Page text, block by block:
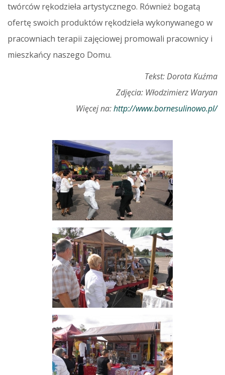
twórców rękodzieła artystycznego. Również bogatą
ofertę swoich produktów rękodzieła wykonywanego w
pracowniach terapii zajęciowej promowali pracownicy i
mieszkańcy naszego Domu.
Tekst: Dorota Kuźma
Zdjęcia: Włodzimierz Waryan
Więcej na:http://www.bornesulinowo.pl/